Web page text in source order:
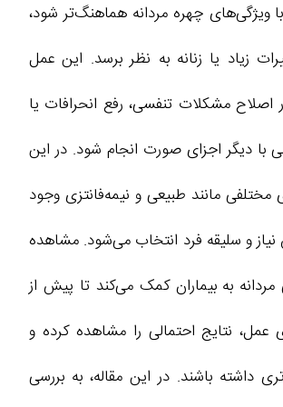
ویژگی‌های چهره مردانه هماهنگ‌تر شود،
زیاد یا زنانه به نظر برسد. این عمل
اصلاح مشکلات تنفسی، رفع انحرافات یا
با دیگر اجزای صورت انجام شود. در این
مانند طبیعی و نیمه‌فانتزی وجود
نیاز و سلیقه فرد انتخاب می‌شود. مشاهده
به بیماران کمک می‌کند تا پیش از
عمل، نتایج احتمالی را مشاهده کرده و
داشته باشند. در این مقاله، به بررسی